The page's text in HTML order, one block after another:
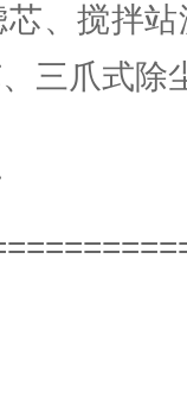
、搅拌
三爪式除